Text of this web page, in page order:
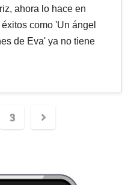
ahora lo hace en
como 'Un ángel
de Eva' ya no tiene
3